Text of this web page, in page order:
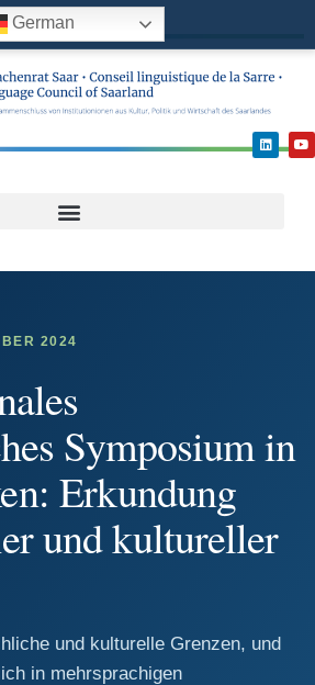
German
2024
Symposium in
Erkundung
und kultureller
und kulturelle Grenzen, und
in mehrsprachigen